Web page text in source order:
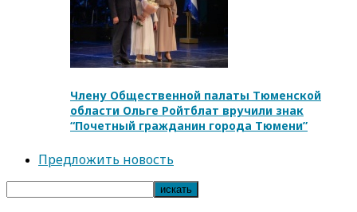
Члену Общественной палаты Тюменской
области Ольге Ройтблат вручили знак
“Почетный гражданин города Тюмени”
Предложить новость